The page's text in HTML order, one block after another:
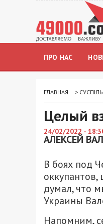
ПРО НАС
ГЛАВНАЯ >
Целый
24/02/2022 -
АЛЕКСЕЙ
В боях под
думал, что
Украины
Напомним,